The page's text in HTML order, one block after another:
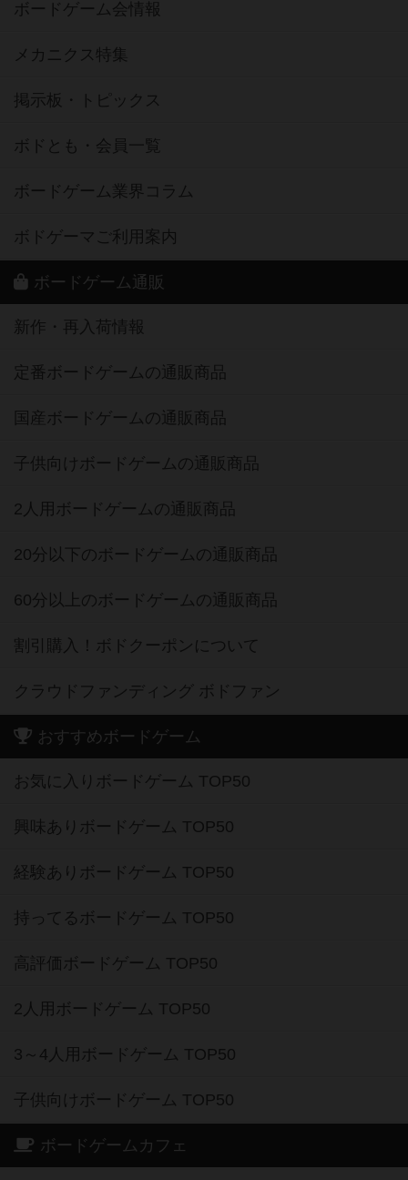
ボードゲーム会情報
メカニクス特集
掲示板・トピックス
ボドとも・会員一覧
ボードゲーム業界コラム
ボドゲーマご利用案内
ボードゲーム通販
新作・再入荷情報
定番ボードゲームの通販商品
国産ボードゲームの通販商品
子供向けボードゲームの通販商品
2人用ボードゲームの通販商品
20分以下のボードゲームの通販商品
60分以上のボードゲームの通販商品
割引購入！ボドクーポンについて
クラウドファンディング ボドファン
おすすめボードゲーム
お気に入りボードゲーム TOP50
興味ありボードゲーム TOP50
経験ありボードゲーム TOP50
持ってるボードゲーム TOP50
高評価ボードゲーム TOP50
2人用ボードゲーム TOP50
3～4人用ボードゲーム TOP50
子供向けボードゲーム TOP50
ボードゲームカフェ